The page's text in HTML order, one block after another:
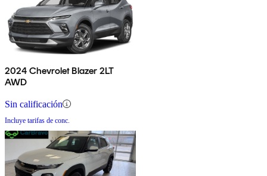
2024 Chevrolet Blazer 2LT
AWD
Sin calificación
Incluye tarifas de conc.